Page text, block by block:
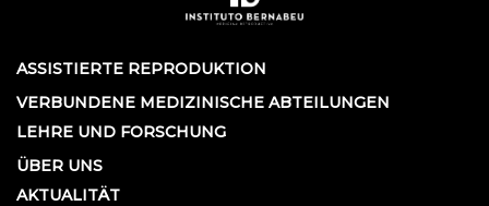
ASSISTIERTE REPRODUKTION
VERBUNDENE MEDIZINISCHE ABTEILUNGEN
LEHRE UND FORSCHUNG
ÜBER UNS
AKTUALITÄT